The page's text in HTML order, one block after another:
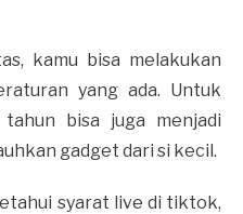
kamu bisa melakukan
yang ada. Untuk
bisa juga menjadi
gadget dari si kecil.
syarat live di tiktok,